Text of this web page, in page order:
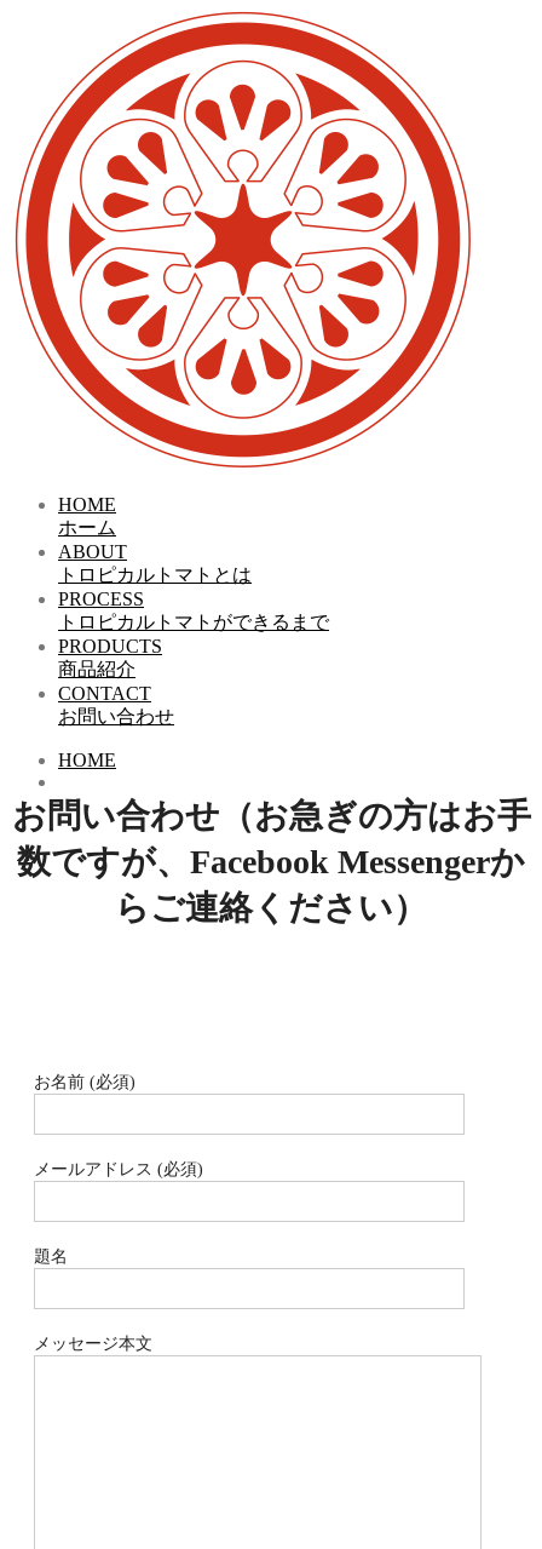
HOME
ホーム
ABOUT
トロピカルトマトとは
PROCESS
トロピカルトマトができるまで
PRODUCTS
商品紹介
CONTACT
お問い合わせ
HOME
お問い合わせ（お急ぎの方はお手
数ですが、Facebook Messengerか
らご連絡ください）
お名前 (必須)
メールアドレス (必須)
題名
メッセージ本文